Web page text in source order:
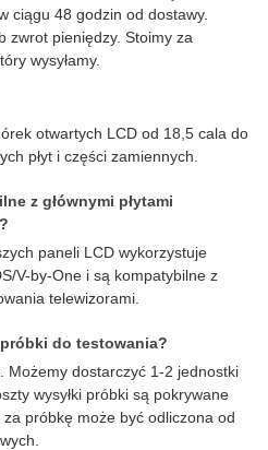
ciągu 48 godzin od dostawy.
zwrot pieniędzy. Stoimy za
wysyłamy.
otwartych LCD od 18,5 cala do
płyt i części zamiennych.
z głównymi płytami
paneli LCD wykorzystuje
V-by-One i są kompatybilne z
telewizorami.
do testowania?
Możemy dostarczyć 1-2 jednostki
wysyłki próbki są pokrywane
próbkę może być odliczona od